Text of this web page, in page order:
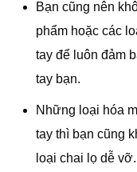
Bạn cũng nên
phẩm hoặc các
tay để luôn đảm
tay bạn.
Những loại hóa
tay thì bạn cũng
loại chai lọ dễ